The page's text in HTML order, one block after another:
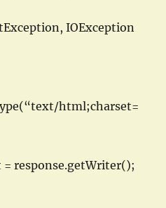
IOException
html;charset=